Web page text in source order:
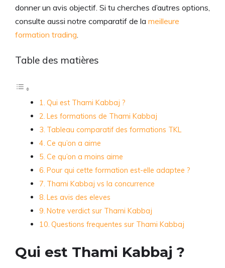
donner un avis objectif. Si tu cherches d’autres options,
consulte aussi notre comparatif de la meilleure
formation trading.
Table des matières
Qui est Thami Kabbaj ?
Les formations de Thami Kabbaj
Tableau comparatif des formations TKL
Ce qu’on a aime
Ce qu’on a moins aime
Pour qui cette formation est-elle adaptee ?
Thami Kabbaj vs la concurrence
Les avis des eleves
Notre verdict sur Thami Kabbaj
Questions frequentes sur Thami Kabbaj
Qui est Thami Kabbaj ?